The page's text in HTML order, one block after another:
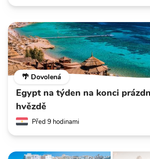
🌴 Dovolená
Egypt na týden na konci
hvězdě
Před 9 hodinami